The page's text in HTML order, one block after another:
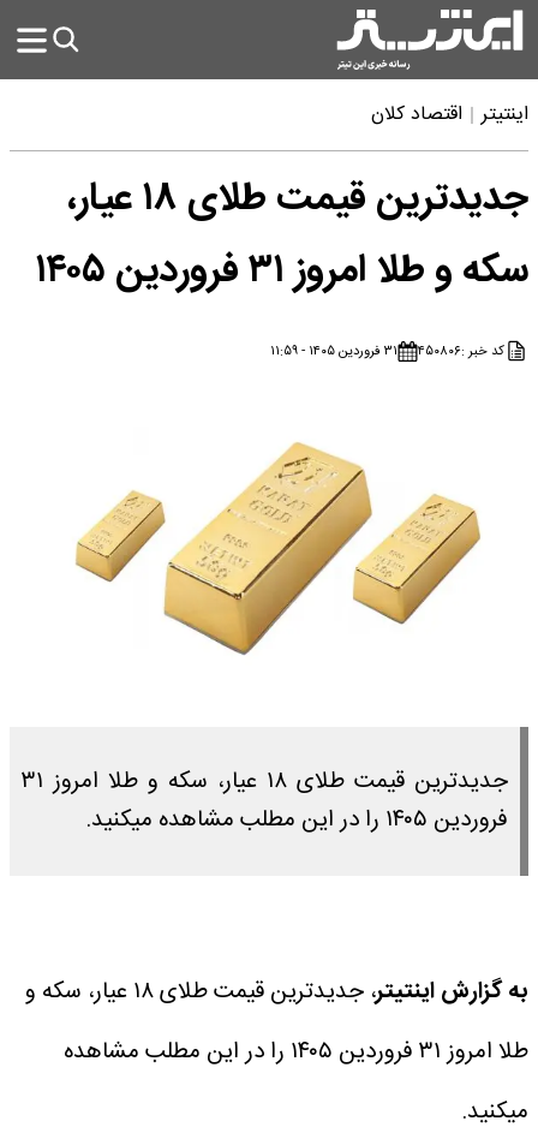
اینتیتر اقتصاد کلان
جدیدترین قیمت طلای ۱۸ عیار،
سکه و طلا امروز ۳۱ فروردین ۱۴۰۵
کد خبر :۴۵۰۸۰۶ ۳۱ فروردین ۱۴۰۵ - ۱۱:۵۹
جدیدترین قیمت طلای ۱۸ عیار، سکه و طلا امروز ۳۱
فروردین ۱۴۰۵ را در این مطلب مشاهده میکنید.
به گزارش اینتیتر
، جدیدترین قیمت طلای ۱۸ عیار، سکه و
طلا امروز ۳۱ فروردین ۱۴۰۵ را در این مطلب مشاهده
میکنید.